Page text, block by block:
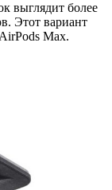
выглядит более
Этот вариант
Max.